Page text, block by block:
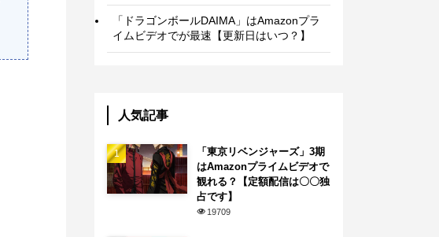
「ドラゴンボールDAIMA」はAmazonプラ
イムビデオでが最速【更新日はいつ？】
人気記事
「東京リベンジャーズ」3期
はAmazonプライムビデオで
観れる？【定額配信は〇〇独
占です】
19709